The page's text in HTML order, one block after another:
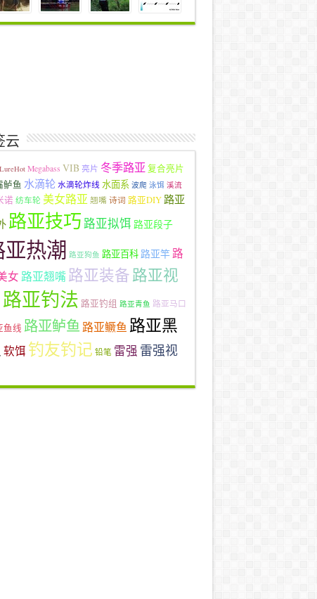
云
LureHot Megabass VIB 亮片 冬季路亚 复合亮片
鲈鱼 水滴轮 水滴轮炸线 水面系 波爬 泳饵 溪流
诺 纺车轮 美女路亚 翘嘴 诗词 路亚DIY 路亚
路亚技巧路亚拟饵 路亚段子
亚热潮 路亚狗鱼 路亚百科 路亚竿 路
女 路亚翘嘴 路亚装备路亚视
路亚钓法 路亚钓组 路亚青鱼 路亚马口
鱼线 路亚鲈鱼 路亚鳜鱼 路亚黑
软饵 钓友钓记 铅笔 雷强 雷强视